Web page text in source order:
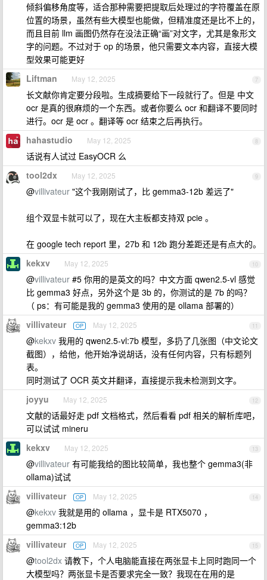
倾斜偏移角度等，适合那种需要把提取后处理过的字符覆盖在原
位置的场景，虽然有些大模型也能做，但精准度还是比不上的，
而且目前 llm 画图仍然存在没法正确“画”对文字，尤其是象形文
字的问题。不过对于 op 的场景，他只需要文本内容，直接大模
型效果可能更好
7
Liftman May 12, 2025
长文献你肯定要分段啦。生成摘要给下一段就行了。但是 中文
ocr 是真的很麻烦的一个东西。或者你要么 ocr 和翻译不要同时
进行。ocr 是 ocr 。翻译等 ocr 结束之后再执行。
8
hahastudio May 12, 2025
话说有人试过 EasyOCR 么
9
tool2dx May 12, 2025
@villivateur "这个我刚刚试了，比 gemma3-12b 差远了"
组个双显卡就可以了，现在大主板都支持双 pcie 。
在 google tech report 里，27b 和 12b 跑分差距还是有点大的。
10
kekxv May 12, 2025
@villivateur #5 你用的是英文的吗？中文方面 qwen2.5-vl 感觉
比 gemma3 好点，另外这个是 3b 的，你测试的是 7b 的吗？
（ ps：有可能是我的 gemma3 使用的是 ollama 部署的）
11
villivateur OP May 12, 2025
@kekxv 我用的 qwen2.5-vl:7b 模型，多扔了几张图（中文论文
截图），给他，他开始净说胡话，没有任何内容，只有标题列
表。
同时测试了 OCR 英文并翻译，直接提示我未检测到文字。
12
joyyu May 12, 2025
文献的话最好走 pdf 文档格式，然后看看 pdf 相关的解析库吧，
可以试试 mineru
13
kekxv May 12, 2025
@villivateur 有可能我给的图比较简单，我也整个 gemma3(非
ollama)试试
14
villivateur OP May 12, 2025
@kekxv 我就是用的 ollama ，显卡是 RTX5070 ，
gemma3:12b
15
villivateur OP May 12, 2025
@tool2dx 请教下，个人电脑能直接在两张显卡上同时跑同一个
大模型吗？两张显卡是否要求完全一致？我现在在用的是